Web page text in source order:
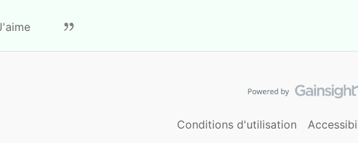
Conditions d'utilisation